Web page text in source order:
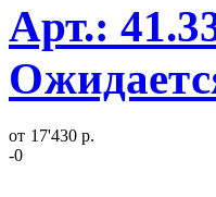
Арт.:
от 17'430 р.
-0